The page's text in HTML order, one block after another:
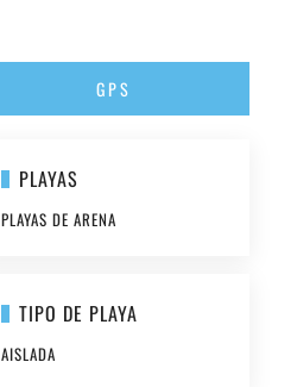
GPS
PLAYAS
PLAYAS DE ARENA
TIPO DE PLAYA
AISLADA